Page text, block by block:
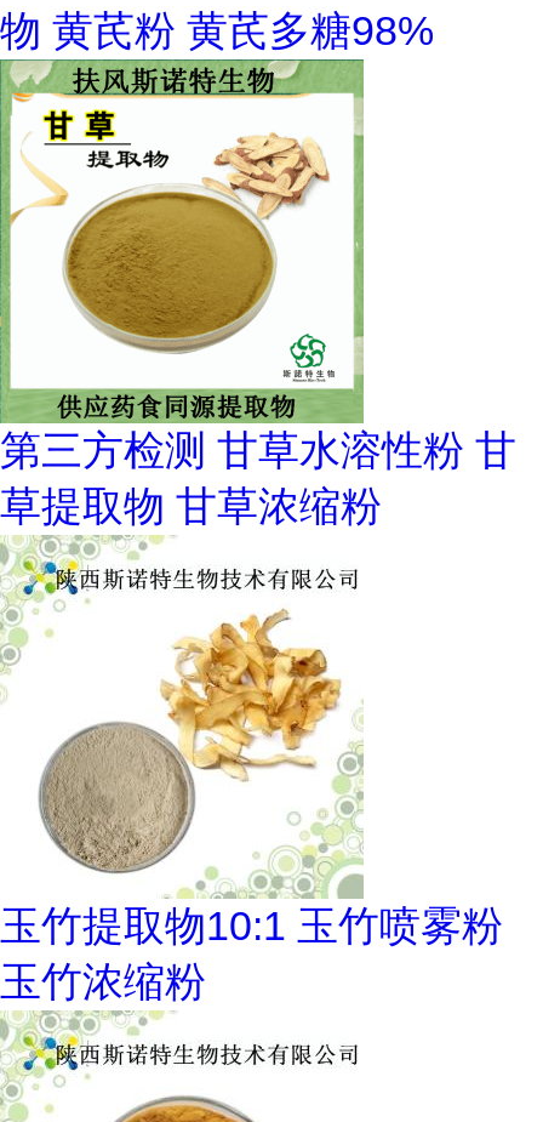
物 黄芪粉 黄芪多糖98%
第三方检测 甘草水溶性粉 甘
草提取物 甘草浓缩粉
玉竹提取物10:1 玉竹喷雾粉
玉竹浓缩粉